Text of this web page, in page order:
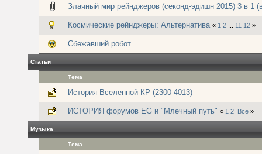
Злачный мир рейнджеров (секонд-эдишн 2015) 3 в 1
Космические рейнджеры: Альтернатива « 1 2 11 12 »
Сбежавший робот
Статьи
Тема
История Вселенной КР (2300-4013)
ИСТОРИЯ форумов EG и "Млечный путь" « 1 2 Все »
Музыка
Тема